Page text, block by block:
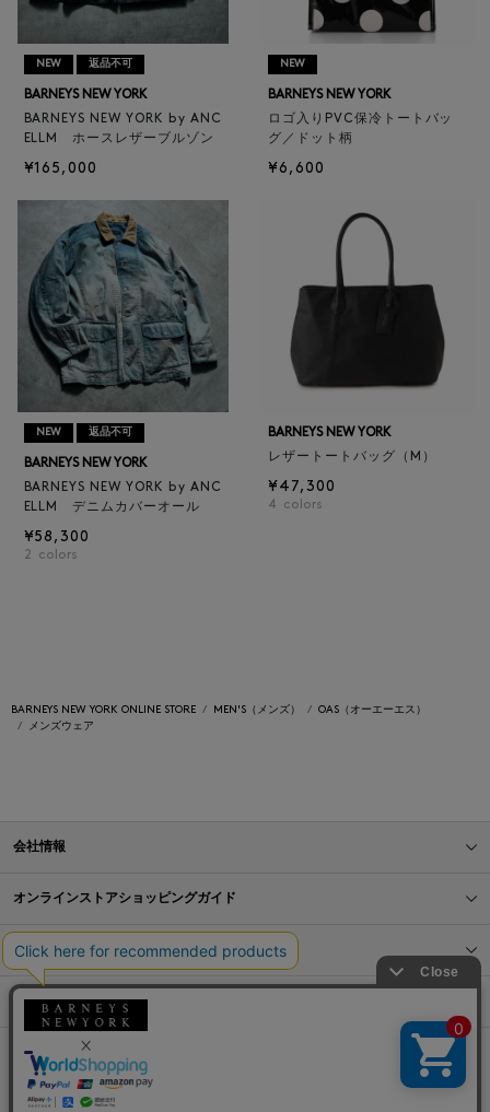
NEW 返品不可
BARNEYS NEW YORK
BARNEYS NEW YORK by ANC
ELLM ホースレザーブルゾン
¥165,000
NEW
BARNEYS NEW YORK
ロゴ入りPVC保冷トートバッ
グ／ドット柄
¥6,600
NEW 返品不可
BARNEYS NEW YORK
BARNEYS NEW YORK by ANC
ELLM デニムカバーオール
¥58,300
2 colors
BARNEYS NEW YORK
レザートートバッグ（M）
¥47,300
4 colors
BARNEYS NEW YORK ONLINE STORE MEN'S（メンズ）
OAS（オーエーエス）
メンズウェア
会社情報
オンラインストアショッピングガイド
店舗情報
サービス